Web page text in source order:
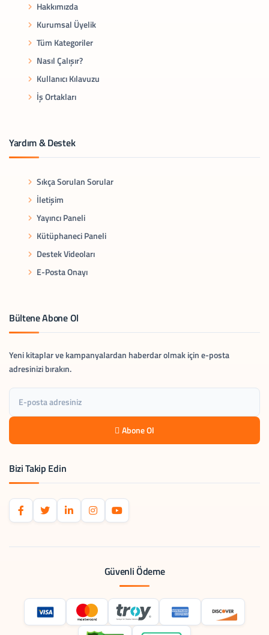
Hakkımızda
Kurumsal Üyelik
Tüm Kategoriler
Nasıl Çalışır?
Kullanıcı Kılavuzu
İş Ortakları
Yardım & Destek
Sıkça Sorulan Sorular
İletişim
Yayıncı Paneli
Kütüphaneci Paneli
Destek Videoları
E-Posta Onayı
Bültene Abone Ol
Yeni kitaplar ve kampanyalardan haberdar olmak için e-posta
adresinizi bırakın.
Abone Ol
Bizi Takip Edin
Güvenli Ödeme